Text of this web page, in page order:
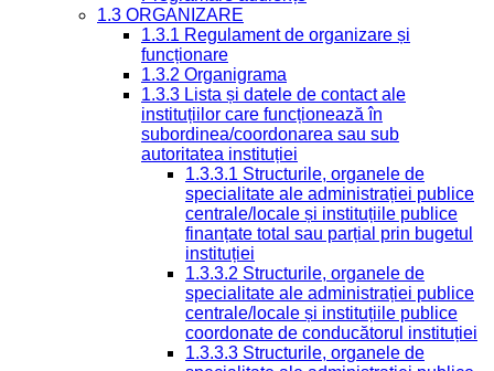
1.3 ORGANIZARE
1.3.1 Regulament de organizare și
funcționare
1.3.2 Organigrama
1.3.3 Lista și datele de contact ale
instituțiilor care funcționează în
subordinea/coordonarea sau sub
autoritatea instituției
1.3.3.1 Structurile, organele de
specialitate ale administrației publice
centrale/locale și instituțiile publice
finanțate total sau parțial prin bugetul
instituției
1.3.3.2 Structurile, organele de
specialitate ale administrației publice
centrale/locale și instituțiile publice
coordonate de conducătorul instituției
1.3.3.3 Structurile, organele de